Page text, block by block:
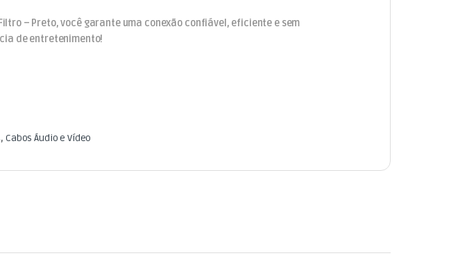
Filtro – Preto, você garante uma conexão confiável, eficiente e sem
de entretenimento!
,Cabos Áudio e Vídeo